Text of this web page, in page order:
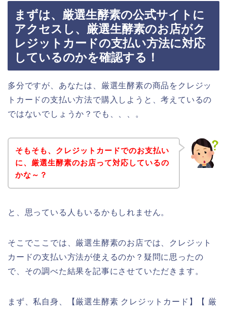
まずは、厳選生酵素の公式サイトに
アクセスし、厳選生酵素のお店がク
レジットカードの支払い方法に対応
しているのかを確認する！
多分ですが、あなたは、厳選生酵素の商品をクレジッ
トカードの支払い方法で購入しようと、考えているの
ではないでしょうか？でも、、、。
そもそも、クレジットカードでのお支払い
に、厳選生酵素のお店って対応しているの
かな～？
と、思っている人もいるかもしれません。
そこでここでは、厳選生酵素のお店では、クレジット
カードの支払い方法が使えるのか？疑問に思ったの
で、その調べた結果を記事にさせていただきます。
まず、私自身、【厳選生酵素 クレジットカード】【 厳